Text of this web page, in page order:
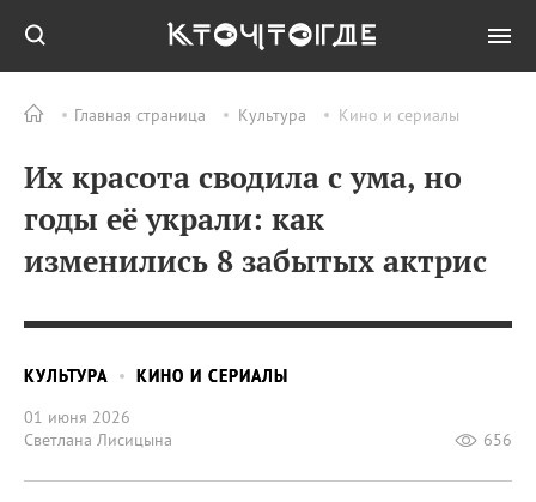
Главная страница Культура Кино и сериалы
Их красота сводила с ума, но
годы её украли: как
изменились 8 забытых актрис
КУЛЬТУРА
КИНО И СЕРИАЛЫ
01 июня 2026
Светлана Лисицына
656